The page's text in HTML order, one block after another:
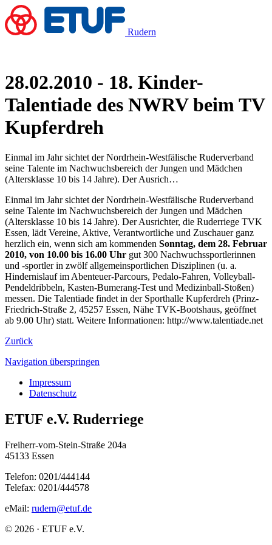
Rudern
28.02.2010 - 18. Kinder-
Talentiade des NWRV beim TV
Kupferdreh
Einmal im Jahr sichtet der Nordrhein-Westfälische Ruderverband
seine Talente im Nachwuchsbereich der Jungen und Mädchen
(Altersklasse 10 bis 14 Jahre). Der Ausrich…
Einmal im Jahr sichtet der Nordrhein-Westfälische Ruderverband
seine Talente im Nachwuchsbereich der Jungen und Mädchen
(Altersklasse 10 bis 14 Jahre). Der Ausrichter, die Ruderriege TVK
Essen, lädt Vereine, Aktive, Verantwortliche und Zuschauer ganz
herzlich ein, wenn sich am kommenden Sonntag, dem 28. Februar
2010, von 10.00 bis 16.00 Uhr gut 300 Nachwuchssportlerinnen
und -sportler in zwölf allgemeinsportlichen Disziplinen (u. a.
Hindernislauf im Abenteuer-Parcours, Pedalo-Fahren, Volleyball-
Pendeldribbeln, Kasten-Bumerang-Test und Medizinball-Stoßen)
messen. Die Talentiade findet in der Sporthalle Kupferdreh (Prinz-
Friedrich-Straße 2, 45257 Essen, Nähe TVK-Bootshaus, geöffnet
ab 9.00 Uhr) statt. Weitere Informationen: http://www.talentiade.net
Zurück
Navigation überspringen
Impressum
Datenschutz
ETUF e.V. Ruderriege
Freiherr-vom-Stein-Straße 204a
45133 Essen
Telefon: 0201/444144
Telefax: 0201/444578
eMail: rudern@etuf.de
© 2026 · ETUF e.V.